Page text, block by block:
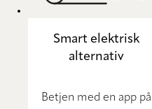
Smart elektrisk
alternativ
Betjen med en app på